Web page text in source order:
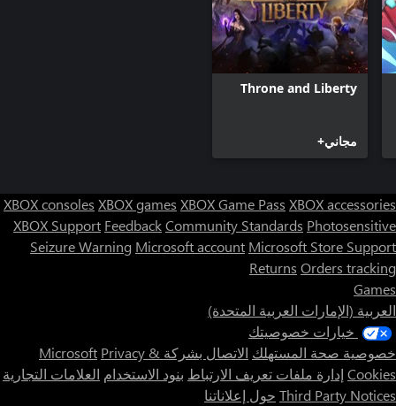
Throne and Liberty
مجاني+
XBOX consoles XBOX games XBOX Game Pass XBOX accessories
XBOX Support FeedbackCommunity Standards Photosensitive
Seizure Warning Microsoft account Microsoft Store Support
Returns Orders tracking
Games
العربية (الإمارات العربية المتحدة)
خيارات خصوصيتك
خصوصية صحة المستهلك الاتصال بشركة Microsoft Privacy &
Cookies إدارة ملفات تعريف الارتباط بنود الاستخدام العلامات التجارية
Third Party Notices حول إعلاناتنا